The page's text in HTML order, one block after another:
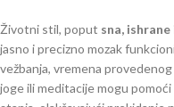
Životni stil, poput sna,
jasno i precizno mozak
vežbanja, vremena
joge ili meditacije mogu